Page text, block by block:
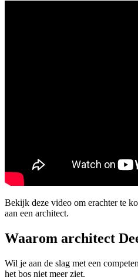
Bekijk deze video om erachter te
aan een architect.
Waarom architect
Wil je aan de slag met een
het bos niet meer ziet.